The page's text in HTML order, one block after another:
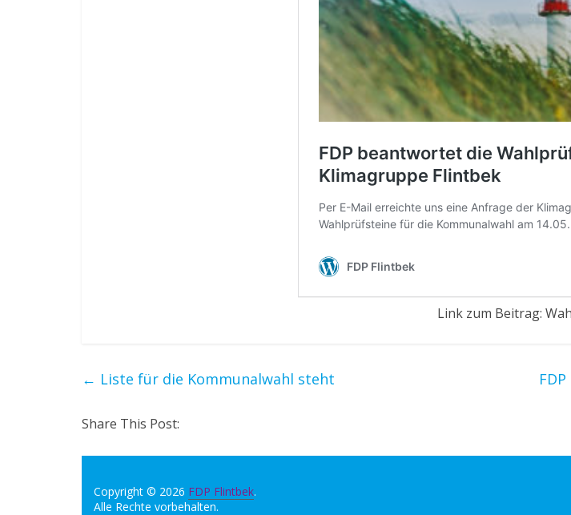
Link zum Beitrag:
← Liste für die Kommunalwahl steht
Share This Post:
Copyright © 2026 FDP Flintbek.
Alle Rechte vorbehalten.